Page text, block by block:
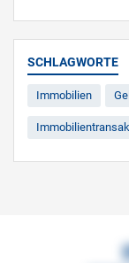
SCHLAGWORTE
Immobilien